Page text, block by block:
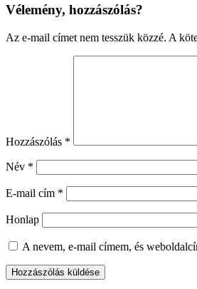
Vélemény, hozzászólás?
Az e-mail címet nem tesszük közzé. A
Hozzászólás *
Név *
E-mail cím *
Honlap
A nevem, e-mail címem, és